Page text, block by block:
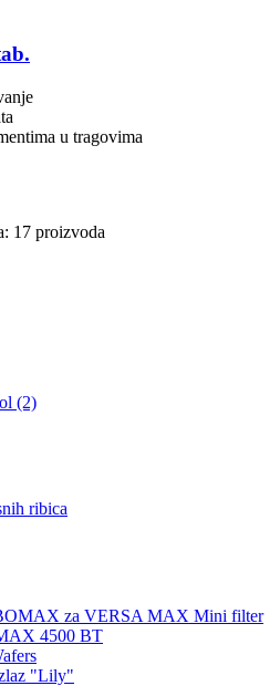
u tragovima
17 proizvoda
(2)
ribica
za VERSA MAX Mini filter
4500 BT
"Lily"